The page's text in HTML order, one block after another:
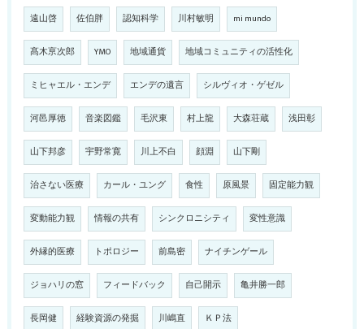
遠山啓 佐伯胖 認知科学 川村敏明 mi mundo
髙木亰次郎 YMO 地域通貨 地域コミュニティの活性化
ミヒャエル・エンデ エンデの遺言 シルヴィオ・ゲゼル
河邑厚徳 音楽図鑑 毛沢東 村上龍 大森荘蔵 浅田彰
山下邦彦 宇野常寛 川上不白 顔淵 山下剛
治さない医療 カール・ユング 食性 原風景 固定能力観
変動能力観 情報の共有 シンクロニシティ 変性意識
外縁的医療 トポロジー 前島密 ナイチンゲール
ジョハリの窓 フィードバック 自己開示 亀井勝一郎
長岡健 経験資源の発掘 川嶋直 ＫＰ法